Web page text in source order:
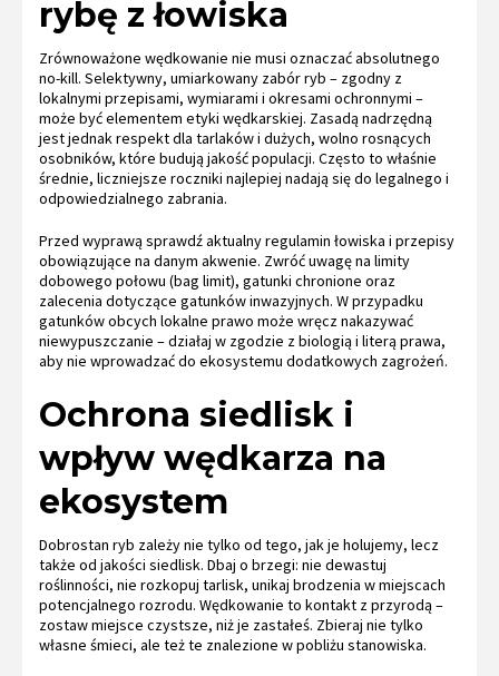
rybę z łowiska
Zrównoważone wędkowanie nie musi oznaczać absolutnego
no-kill. Selektywny, umiarkowany zabór ryb – zgodny z
lokalnymi przepisami, wymiarami i okresami ochronnymi –
może być elementem etyki wędkarskiej. Zasadą nadrzędną
jest jednak respekt dla tarlaków i dużych, wolno rosnących
osobników, które budują jakość populacji. Często to właśnie
średnie, liczniejsze roczniki najlepiej nadają się do legalnego i
odpowiedzialnego zabrania.
Przed wyprawą sprawdź aktualny regulamin łowiska i przepisy
obowiązujące na danym akwenie. Zwróć uwagę na limity
dobowego połowu (bag limit), gatunki chronione oraz
zalecenia dotyczące gatunków inwazyjnych. W przypadku
gatunków obcych lokalne prawo może wręcz nakazywać
niewypuszczanie – działaj w zgodzie z biologią i literą prawa,
aby nie wprowadzać do ekosystemu dodatkowych zagrożeń.
Ochrona siedlisk i
wpływ wędkarza na
ekosystem
Dobrostan ryb zależy nie tylko od tego, jak je holujemy, lecz
także od jakości siedlisk. Dbaj o brzegi: nie dewastuj
roślinności, nie rozkopuj tarlisk, unikaj brodzenia w miejscach
potencjalnego rozrodu. Wędkowanie to kontakt z przyrodą –
zostaw miejsce czystsze, niż je zastałeś. Zbieraj nie tylko
własne śmieci, ale też te znalezione w pobliżu stanowiska.